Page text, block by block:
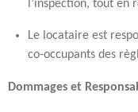
l’inspection, tout en
Le locataire est
co-occupants des
Dommages et